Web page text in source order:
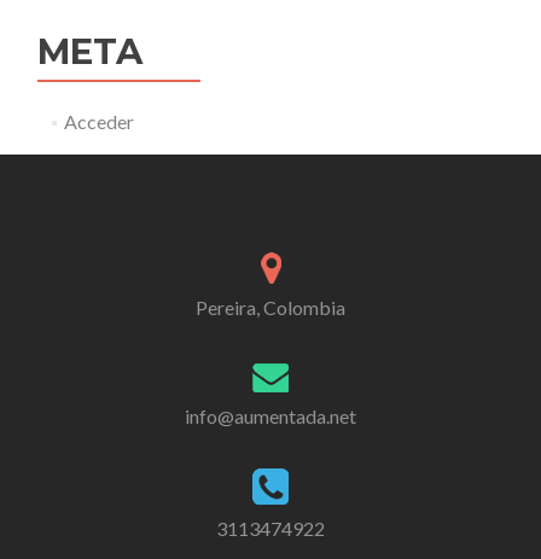
META
Acceder
Pereira, Colombia
info@aumentada.net
3113474922